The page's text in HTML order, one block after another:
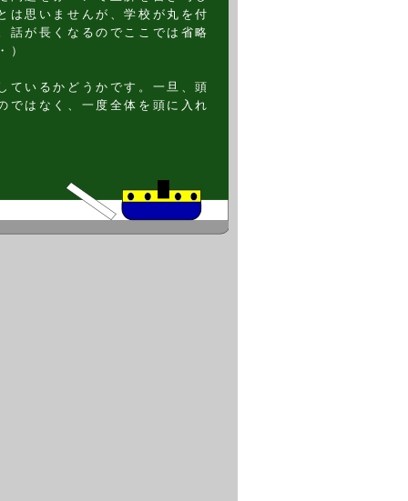
は思いませんが、学校が丸を付
話が長くなるのでここでは省略
ているかどうかです。一旦、頭
ではなく、一度全体を頭に入れ